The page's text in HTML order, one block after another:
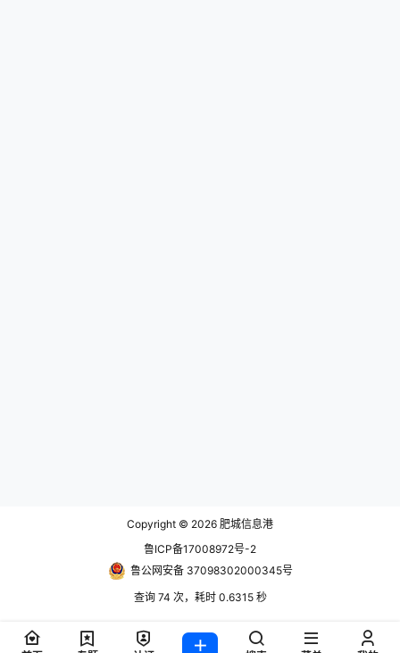
Copyright © 2026 肥城信息港
鲁ICP备17008972号-2
鲁公网安备 37098302000345号
查询 74 次，耗时 0.6315 秒